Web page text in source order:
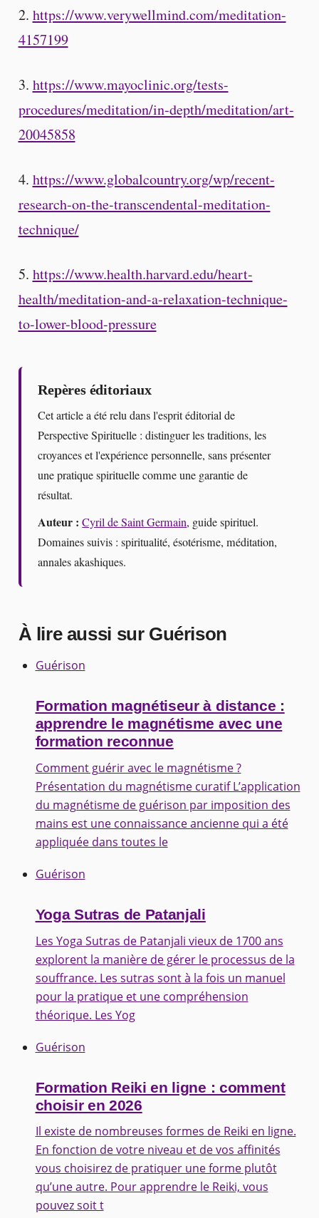
2. https://www.verywellmind.com/meditation-
4157199
3. https://www.mayoclinic.org/tests-
procedures/meditation/in-depth/meditation/art-
20045858
4. https://www.globalcountry.org/wp/recent-
research-on-the-transcendental-meditation-
technique/
5. https://www.health.harvard.edu/heart-
health/meditation-and-a-relaxation-technique-
to-lower-blood-pressure
Repères éditoriaux
Cet article a été relu dans l'esprit éditorial de
Perspective Spirituelle : distinguer les traditions, les
croyances et l'expérience personnelle, sans présenter
une pratique spirituelle comme une garantie de
résultat.
Auteur : Cyril de Saint Germain, guide spirituel.
Domaines suivis : spiritualité, ésotérisme, méditation,
annales akashiques.
À lire aussi sur Guérison
Guérison
Formation magnétiseur à distance :
apprendre le magnétisme avec une
formation reconnue
Comment guérir avec le magnétisme ?
Présentation du magnétisme curatif L’application
du magnétisme de guérison par imposition des
mains est une connaissance ancienne qui a été
appliquée dans toutes le
Guérison
Yoga Sutras de Patanjali
Les Yoga Sutras de Patanjali vieux de 1700 ans
explorent la manière de gérer le processus de la
souffrance. Les sutras sont à la fois un manuel
pour la pratique et une compréhension
théorique. Les Yog
Guérison
Formation Reiki en ligne : comment
choisir en 2026
Il existe de nombreuses formes de Reiki en ligne.
En fonction de votre niveau et de vos affinités
vous choisirez de pratiquer une forme plutôt
qu’une autre. Pour apprendre le Reiki, vous
pouvez soit t